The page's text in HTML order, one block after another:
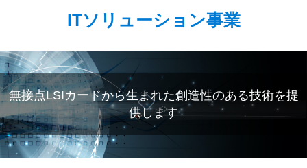
ITソリューション事業
無接点LSIカードから生まれた創造性のある技術を提
供します